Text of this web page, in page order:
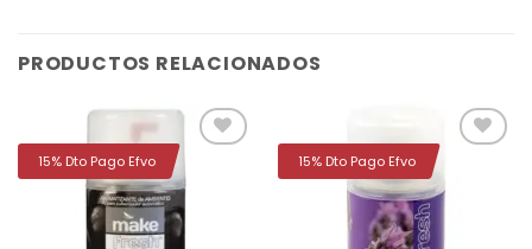
PRODUCTOS RELACIONADOS
15% Dto Pago Efvo 15% Dto Pago Efvo